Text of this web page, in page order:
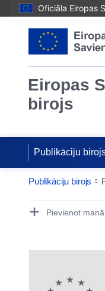
Oficiāla Eiropas
Eiropas
birojs
Publikāciju
Publikāciju birojs
Publication
Pievienot